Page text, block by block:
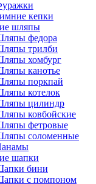
кепки
шляпы
федора
трилби
хомбург
канотье
поркпай
котелок
цилиндр
ковбойские
фетровые
соломенные
шапки
бини
с помпоном